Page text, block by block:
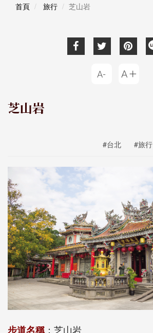
首頁 旅行 芝山岩
芝山岩
#台北 #旅行
步道名稱：芝山岩